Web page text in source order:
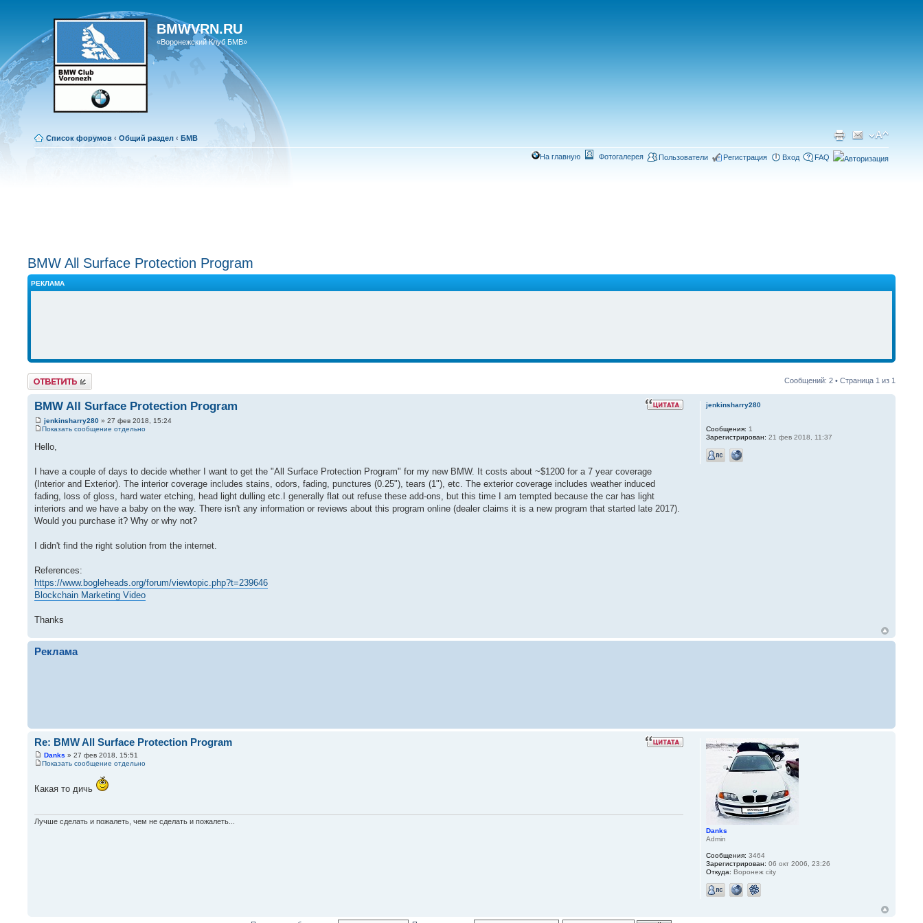
BMWVRN.RU
«Воронежский Клуб БМВ»
Список форумов ‹ Общий раздел ‹ БМВ
На главную Фотогалерея Пользователи Регистрация Вход FAQ
BMW All Surface Protection Program
РЕКЛАМА
Ответить Сообщений: 2 • Страница 1 из 1
BMW All Surface Protection Program
jenkinsharry280 » 27 фев 2018, 15:24
Показать сообщение отдельно
Hello,
I have a couple of days to decide whether I want to get the "All Surface Protection Program" for my new BMW. It costs about ~$1200 for a 7 year coverage
(Interior and Exterior). The interior coverage includes stains, odors, fading, punctures (0.25"), tears (1"), etc. The exterior coverage includes weather induced
fading, loss of gloss, hard water etching, head light dulling etc.I generally flat out refuse these add-ons, but this time I am tempted because the car has light
interiors and we have a baby on the way. There isn't any information or reviews about this program online (dealer claims it is a new program that started late 2017).
Would you purchase it? Why or why not?
I didn't find the right solution from the internet.
References:
https://www.bogleheads.org/forum/viewtopic.php?t=239646
Blockchain Marketing Video
Thanks
jenkinsharry280
Сообщения: 1
Зарегистрирован: 21 фев 2018, 11:37
Реклама
Re: BMW All Surface Protection Program
Danks » 27 фев 2018, 15:51
Показать сообщение отдельно
Какая то дичь
Лучше сделать и пожалеть, чем не сделать и пожалеть...
Danks
Admin
Сообщения: 3464
Зарегистрирован: 06 окт 2006, 23:26
Откуда: Воронеж city